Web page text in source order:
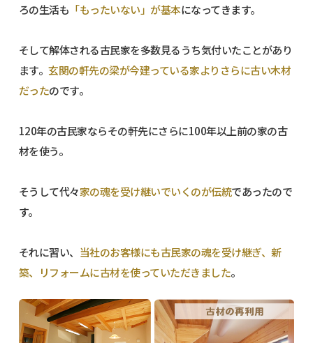
ろの生活も 「もったいない」が基本になってきます。
そして解体される古民家を多数見るうち気付いたことがあり
ます。玄関の軒先の梁が今建っている家よりさらに古い木材
だったのです。
120年の古民家ならその軒先にさらに100年以上前の家の古
材を使う。
そうして代々家の魂を受け継いでいくのが伝統であったので
す。
それに習い、 当社のお客様にも古民家の魂を受け継ぎ、新
築、リフォームに古材を使っていただきました。